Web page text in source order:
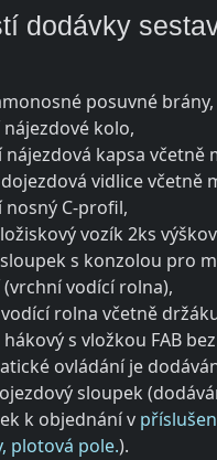
dodávky
posuvné brány,
kolo,
nájezdová kapsa včetně
vidlice včetně
nosný C-profil,
vozík 2ks
s konzolou pro
vodící rolna),
rolna včetně
s vložkou FAB
ovládání je
sloupek
k objednání v
plotová pole.).